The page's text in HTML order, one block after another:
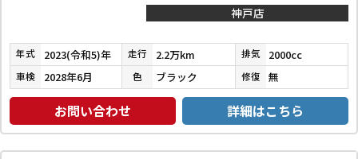
神戸店
年式 2023(令和5)年 走行 2.2万km 排気 2000cc
車検 2028年6月 色 ブラック 修復 無
お問い合わせ 詳細はこちら